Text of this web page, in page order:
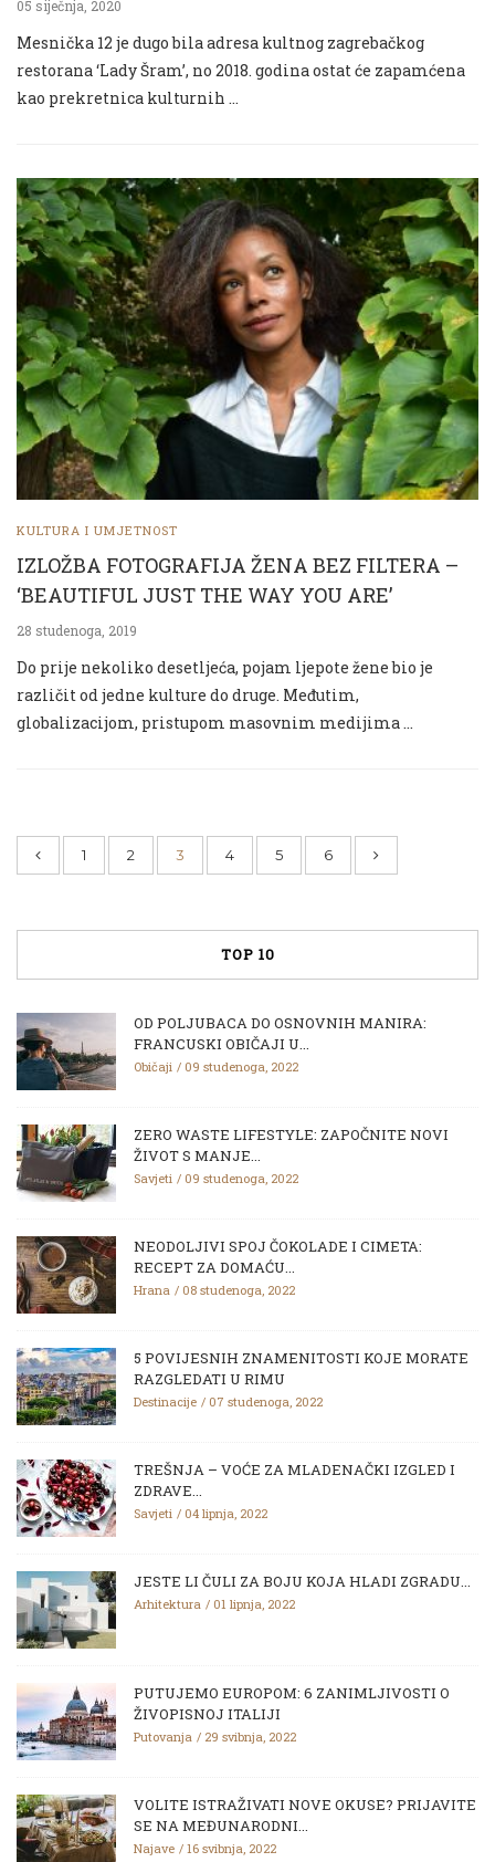
05 siječnja, 2020
Mesnička 12 je dugo bila adresa kultnog zagrebačkog
restorana ‘Lady Šram’, no 2018. godina ostat će zapamćena
kao prekretnica kulturnih …
KULTURA I UMJETNOST
IZLOŽBA FOTOGRAFIJA ŽENA BEZ FILTERA –
‘BEAUTIFUL JUST THE WAY YOU ARE’
28 studenoga, 2019
Do prije nekoliko desetljeća, pojam ljepote žene bio je
različit od jedne kulture do druge. Međutim,
globalizacijom, pristupom masovnim medijima …
1 2 3 4 5 6
TOP 10
OD POLJUBACA DO OSNOVNIH MANIRA:
FRANCUSKI OBIČAJI U...
Običaji 09 studenoga, 2022
ZERO WASTE LIFESTYLE: ZAPOČNITE NOVI
ŽIVOT S MANJE...
Savjeti 09 studenoga, 2022
NEODOLJIVI SPOJ ČOKOLADE I CIMETA:
RECEPT ZA DOMAĆU...
Hrana 08 studenoga, 2022
5 POVIJESNIH ZNAMENITOSTI KOJE MORATE
RAZGLEDATI U RIMU
Destinacije 07 studenoga, 2022
TREŠNJA – VOĆE ZA MLADENAČKI IZGLED I
ZDRAVE...
Savjeti 04 lipnja, 2022
JESTE LI ČULI ZA BOJU KOJA HLADI ZGRADU...
Arhitektura 01 lipnja, 2022
PUTUJEMO EUROPOM: 6 ZANIMLJIVOSTI O
ŽIVOPISNOJ ITALIJI
Putovanja 29 svibnja, 2022
VOLITE ISTRAŽIVATI NOVE OKUSE? PRIJAVITE
SE NA MEĐUNARODNI...
Najave 16 svibnja, 2022